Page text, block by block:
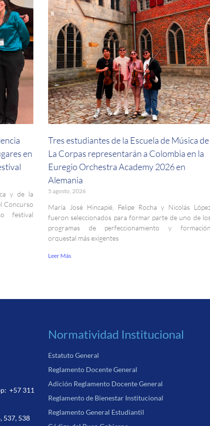
en
y de la
Concurso
festival
Tres estudiantes de la Escuela de Música de
La Corpas representarán a Colombia en la
Euregio Orchestra Academy 2026 en
Alemania
5 agosto, 2026
María José Hincapié, Felipe Rocha y Nicolás
fueron seleccionados para formar parte de uno de
programas de perfeccionamiento y formación
orquestal más exigentes
Leer Más
+57 311
537, 538
Normatividad Institucional
Estatuto General
Reglamento Docente General
Adición Reglamento Docente General
Reglamento de Bienestar Institucional
Reglamento General Estudiantil